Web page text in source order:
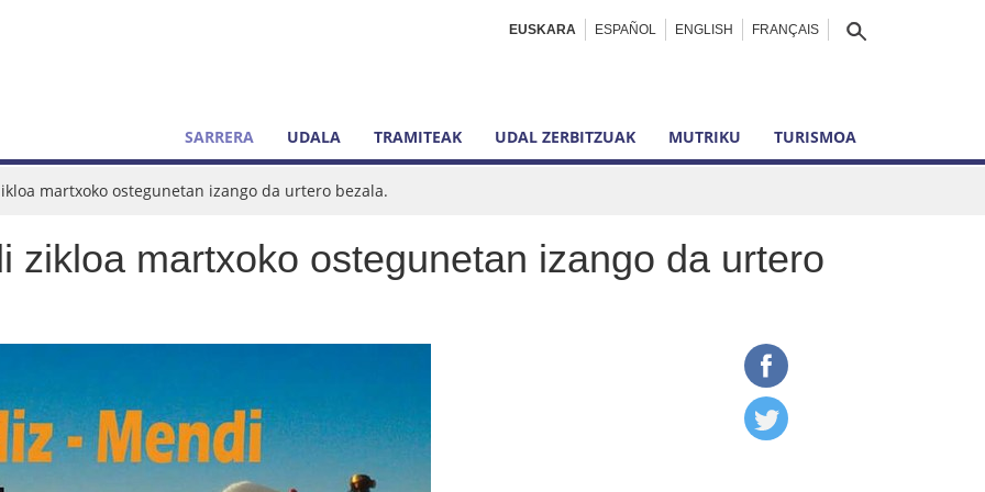
EUSKARA ESPAÑOL ENGLISH FRANÇAIS
SARRERA UDALA TRAMITEAK UDAL ZERBITZUAK MUTRIKU TURISMOA
martxoko ostegunetan izango da urtero bezala.
zikloa martxoko ostegunetan izango da urtero